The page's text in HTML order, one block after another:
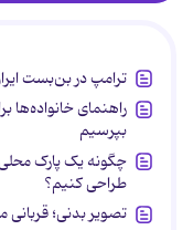
ترامپ در بن‌بست
راهنمای
بپرسیم
چگونه یک پارک
طراحی کنیم؟
تصویر بدنی؛ قربانی